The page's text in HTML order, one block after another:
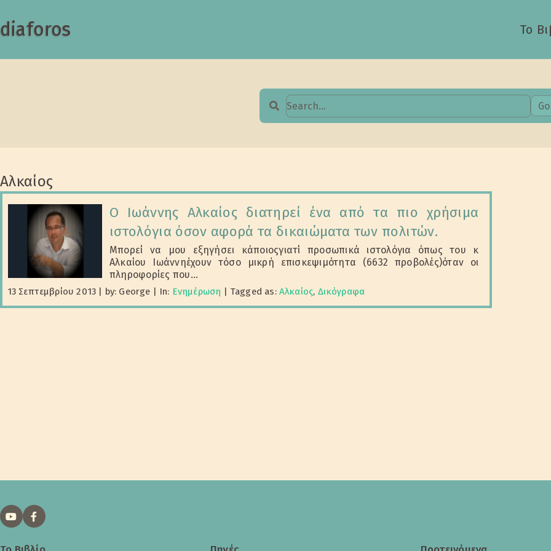
diaforos Το
Search
Go
Αλκαίος
Ο Ιωάννης Αλκαίος διατηρεί ένα από τα πιο χρήσιμα
ιστολόγια όσον αφορά τα δικαιώματα των πολιτών.
Μπορεί να μου εξηγήσει κάποιοςγιατί προσωπικά ιστολόγια όπως του κ
Αλκαίου Ιωάννηέχουν τόσο μικρή επισκεψιμότητα (6632 προβολές)όταν οι
πληροφορίες που...
13 Σεπτεμβρίου 2013 | by: George | In: Ενημέρωση | Tagged as: Αλκαίος, Δικόγραφα